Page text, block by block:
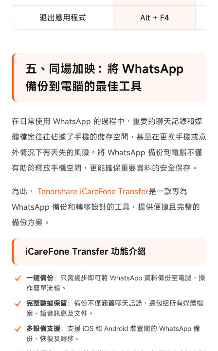
退出應用程式 Alt + F4
五、同場加映：將 WhatsApp
備份到電腦的最佳工具
在日常使用 WhatsApp 的過程中，重要的聊天記錄和媒
體檔案往往佔據了手機的儲存空間，甚至在更換手機或意
外情況下有丟失的風險。將 WhatsApp 備份到電腦不僅
有助於釋放手機空間，更能確保重要資料的安全保存。
為此， Tenorshare iCareFone Transfer是一款專為
WhatsApp 備份和轉移設計的工具，提供便捷且完整的
備份方案。
iCareFone Transfer 功能介紹
一鍵備份：只需幾步即可將 WhatsApp 資料備份至電腦，操
作簡單流暢。
完整數據保留：備份不僅涵蓋聊天記錄，還包括所有媒體檔
案、語音訊息及文件。
多設備支援：支援 iOS 和 Android 裝置間的 WhatsApp 備
份、恢復及轉移。